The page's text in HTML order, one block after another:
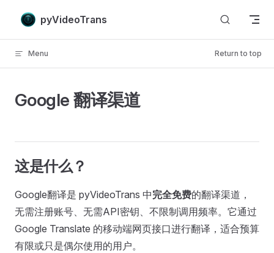
Skip to content
pyVideoTrans
Menu Return to top
Google 翻译渠道
这是什么？
Google翻译是 pyVideoTrans 中完全免费的翻译渠道，
无需注册账号、无需API密钥、不限制调用频率。它通过
Google Translate 的移动端网页接口进行翻译，适合预算
有限或只是偶尔使用的用户。